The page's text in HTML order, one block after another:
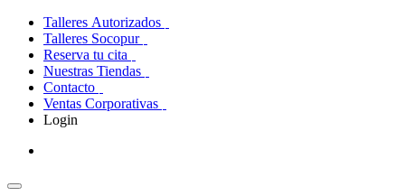
Talleres Autorizados
Talleres Socopur
Reserva tu cita
Nuestras Tiendas
Contacto
Ventas Corporativas
Login